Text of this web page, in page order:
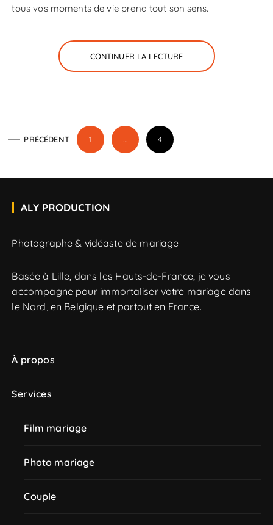
tous vos moments de vie prend tout son sens.
CONTINUER LA LECTURE
g
t
o
n
s
r
PRÉCÉDENT 1 … 4
ALY PRODUCTION
Photographe & vidéaste de mariage
Basée à Lille, dans les Hauts-de-France, je vous
accompagne pour immortaliser votre mariage dans
le Nord, en Belgique et partout en France.
À propos
Services
Film mariage
Photo mariage
Couple